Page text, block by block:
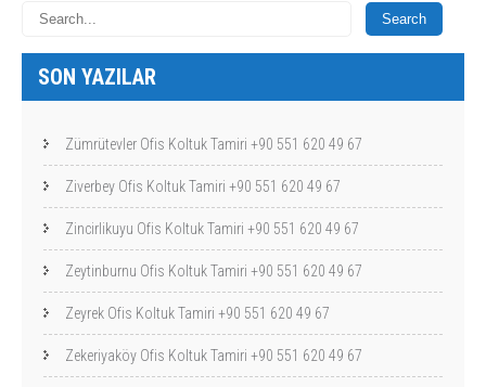
SON YAZILAR
Zümrütevler Ofis Koltuk Tamiri +90 551 620 49 67
Ziverbey Ofis Koltuk Tamiri +90 551 620 49 67
Zincirlikuyu Ofis Koltuk Tamiri +90 551 620 49 67
Zeytinburnu Ofis Koltuk Tamiri +90 551 620 49 67
Zeyrek Ofis Koltuk Tamiri +90 551 620 49 67
Zekeriyaköy Ofis Koltuk Tamiri +90 551 620 49 67